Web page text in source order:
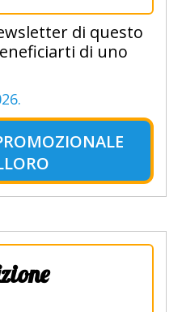
di questo
di uno